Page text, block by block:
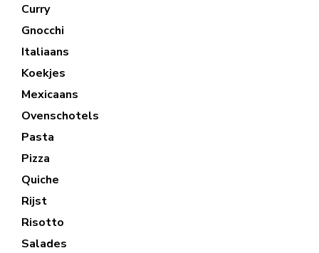
Curry
Gnocchi
Italiaans
Koekjes
Mexicaans
Ovenschotels
Pasta
Pizza
Quiche
Rijst
Risotto
Salades